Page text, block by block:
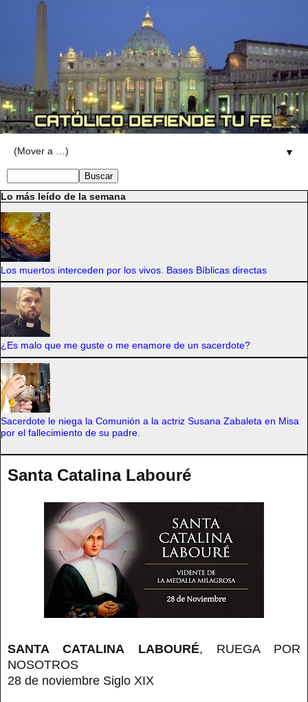
▼
Lo más leído de la semana
Los muertos interceden por los vivos. Bases Bíblicas directas
¿Es malo que me guste o me enamore de un sacerdote?
Sacerdote le niega la Comunión a la actriz Susana Zabaleta en Misa
por el fallecimiento de su padre.
Santa Catalina Labouré
SANTA CATALINA LABOURÉ, RUEGA POR
NOSOTROS
28 de noviembre Siglo XIX